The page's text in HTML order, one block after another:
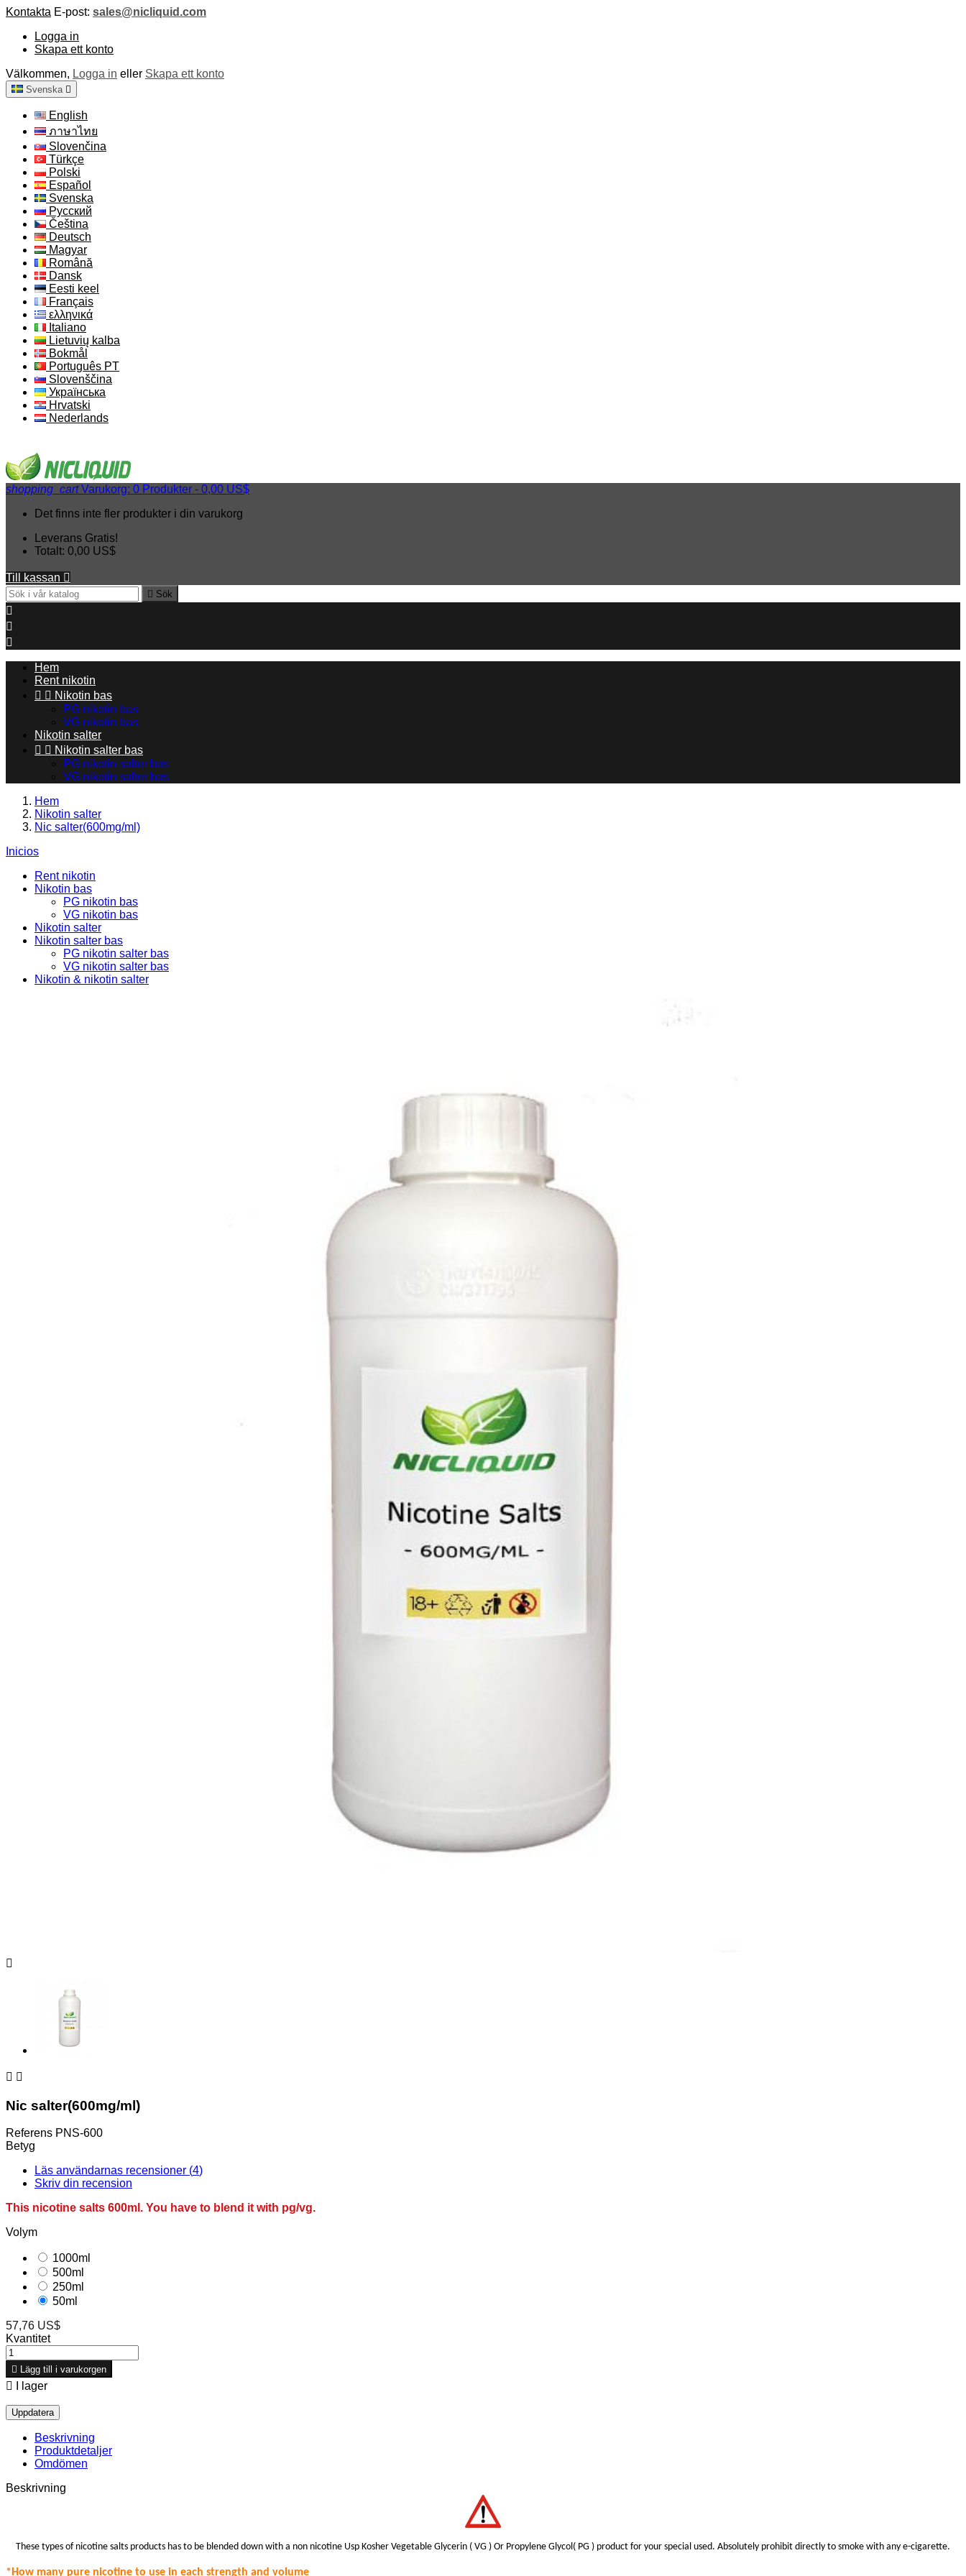
Kontakta E-post: sales@nicliquid.com
Logga in
Skapa ett konto
Välkommen, Logga in eller Skapa ett konto
Svenska 
English
ภาษาไทย
Slovenčina
Türkçe
Polski
Español
Svenska
Русский
Čeština
Deutsch
Magyar
Română
Dansk
Eesti keel
Français
ελληνικά
Italiano
Lietuvių kalba
Bokmål
Português PT
Slovenščina
Українська
Hrvatski
Nederlands
shopping_cart Varukorg: 0 Produkter - 0,00 US$
Det finns inte fler produkter i din varukorg
Leverans Gratis!
Totalt: 0,00 US$
Till kassan 
 Sök



Hem
Rent nikotin
  Nikotin bas
PG nikotin bas
VG nikotin bas
Nikotin salter
  Nikotin salter bas
PG nikotin salter bas
VG nikotin salter bas
Hem
Nikotin salter
Nic salter(600mg/ml)
Inicios
Rent nikotin
Nikotin bas
PG nikotin bas
VG nikotin bas
Nikotin salter
Nikotin salter bas
PG nikotin salter bas
VG nikotin salter bas
Nikotin & nikotin salter

 
Nic salter(600mg/ml)
Referens PNS-600
Betyg
Läs användarnas recensioner (4)
Skriv din recension
This nicotine salts 600ml. You have to blend it with pg/vg.
Volym
1000ml
500ml
250ml
50ml
57,76 US$
Kvantitet
 Lägg till i varukorgen
 I lager
Beskrivning
Produktdetaljer
Omdömen
Beskrivning
These types of nicotine salts products has to be blended down with a non nicotine Usp Kosher Vegetable Glycerin ( VG ) Or Propylene Glycol( PG ) product for your special used. Absolutely prohibit directly to smoke with any e-cigarette.
*How many pure nicotine to use in each strength and volume